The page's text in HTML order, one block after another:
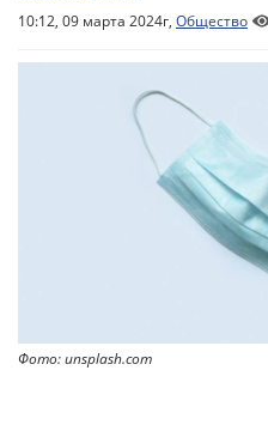
10:12, 09 марта 2024г, Общество
Фото: unsplash.com